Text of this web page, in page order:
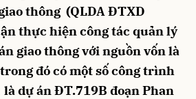
thông (QLDA ĐTXD
thực hiện công tác quản lý
giao thông với nguồn vốn là
đó có một số công trình
dự án ĐT.719B đoạn Phan